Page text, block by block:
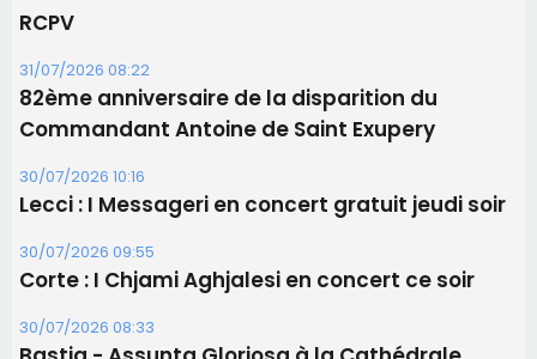
30/07/2026 09:55
Corte : I Chjami Aghjalesi en concert ce soir
30/07/2026 08:33
Bastia - Assunta Gloriosa à la Cathédrale
Sainte-Marie
Les plus lus
Satine Nomary est la nouvelle Miss Corse 2026